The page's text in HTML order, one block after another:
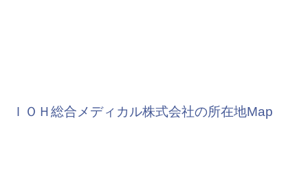
ＩＯＨ総合メディカル株式会社の所在地Map